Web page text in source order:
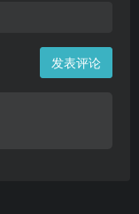
发表评论